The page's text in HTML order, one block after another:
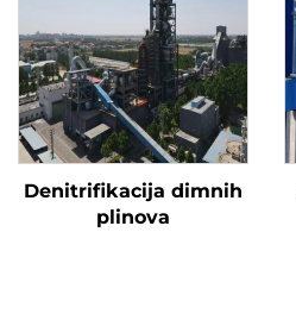
Denitrifikacija dimnih
plinova